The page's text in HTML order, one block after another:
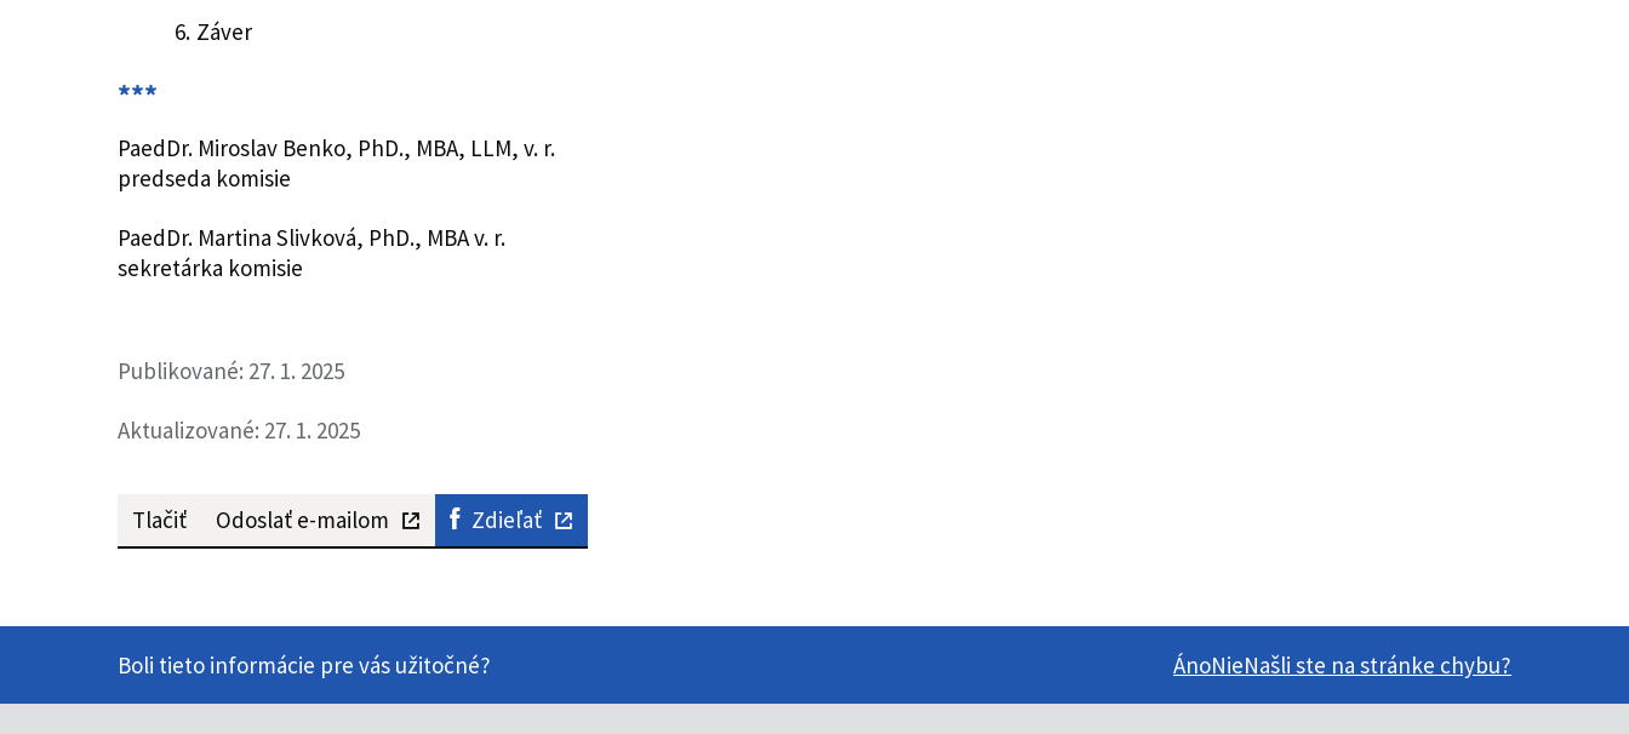
Záver
***
PaedDr. Miroslav Benko, PhD., MBA, LLM, v. r.
predseda komisie
PaedDr. Martina Slivková, PhD., MBA v. r.
sekretárka komisie
Publikované: 27. 1. 2025
Aktualizované: 27. 1. 2025
Tlačiť Odoslať e-mailom Zdieľať
Boli tieto informácie pre vás užitočné? ÁnoNieNašli ste na stránke chybu?